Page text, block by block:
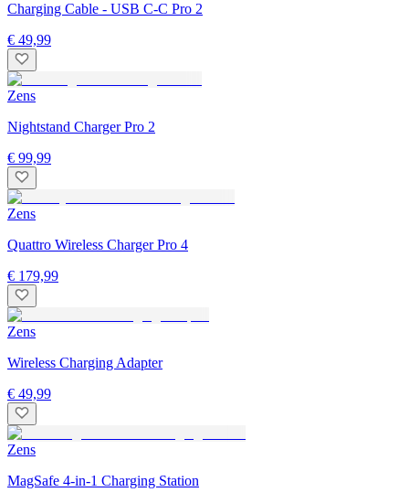
Charging Cable - USB C-C Pro 2
€ 49,99
Zens
Nightstand Charger Pro 2
€ 99,99
Zens
Quattro Wireless Charger Pro 4
€ 179,99
Zens
Wireless Charging Adapter
€ 49,99
Zens
MagSafe 4-in-1 Charging Station